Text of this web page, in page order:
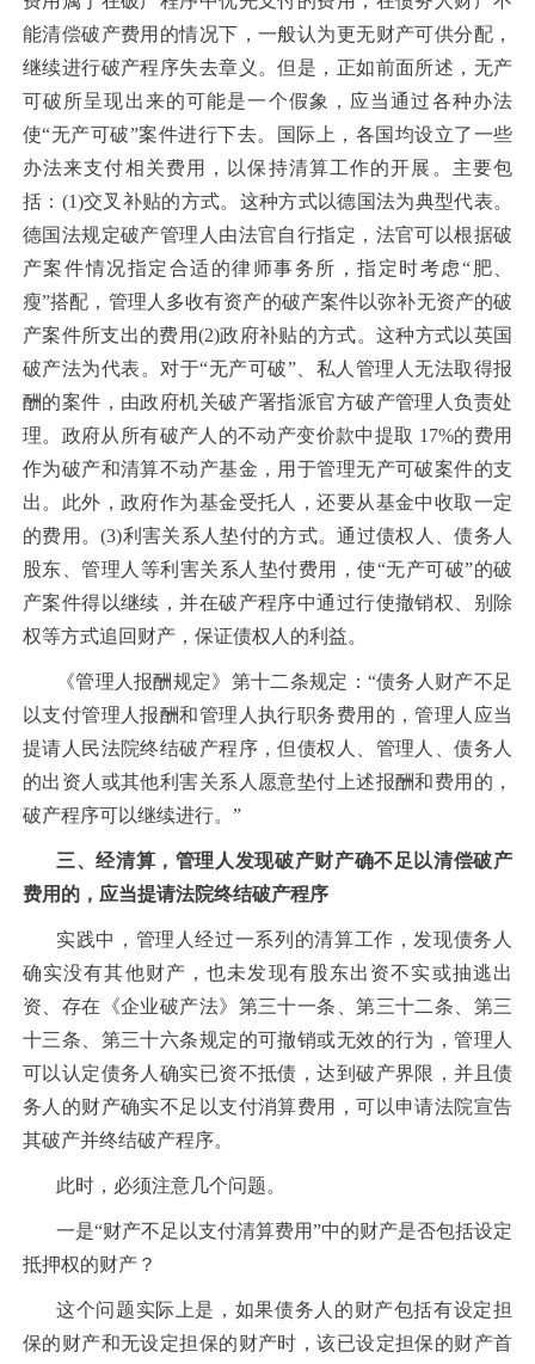
能清偿破产费用的情况下，一般认为更无财产可供分配，
继续进行破产程序失去章义。但是，正如前面所述，无产
可破所呈现出来的可能是一个假象，应当通过各种办法
使“无产可破”案件进行下去。国际上，各国均设立了一些
办法来支付相关费用，以保持清算工作的开展。主要包
括：(1)交叉补贴的方式。这种方式以德国法为典型代表。
德国法规定破产管理人由法官自行指定，法官可以根据破
产案件情况指定合适的律师事务所，指定时考虑“肥、
瘦”搭配，管理人多收有资产的破产案件以弥补无资产的破
产案件所支出的费用(2)政府补贴的方式。这种方式以英国
破产法为代表。对于“无产可破”、私人管理人无法取得报
酬的案件，由政府机关破产署指派官方破产管理人负责处
理。政府从所有破产人的不动产变价款中提取 17%的费用
作为破产和清算不动产基金，用于管理无产可破案件的支
出。此外，政府作为基金受托人，还要从基金中收取一定
的费用。(3)利害关系人垫付的方式。通过债权人、债务人
股东、管理人等利害关系人垫付费用，使“无产可破”的破
产案件得以继续，并在破产程序中通过行使撤销权、别除
权等方式追回财产，保证债权人的利益。
《管理人报酬规定》第十二条规定：“债务人财产不足
以支付管理人报酬和管理人执行职务费用的，管理人应当
提请人民法院终结破产程序，但债权人、管理人、债务人
的出资人或其他利害关系人愿意垫付上述报酬和费用的，
破产程序可以继续进行。”
三、经清算，管理人发现破产财产确不足以清偿破产
费用的，应当提请法院终结破产程序
实践中，管理人经过一系列的清算工作，发现债务人
确实没有其他财产，也未发现有股东出资不实或抽逃出
资、存在《企业破产法》第三十一条、第三十二条、第三
十三条、第三十六条规定的可撤销或无效的行为，管理人
可以认定债务人确实已资不抵债，达到破产界限，并且债
务人的财产确实不足以支付消算费用，可以申请法院宣告
其破产并终结破产程序。
此时，必须注意几个问题。
一是“财产不足以支付清算费用”中的财产是否包括设定
抵押权的财产？
这个问题实际上是，如果债务人的财产包括有设定担
保的财产和无设定担保的财产时，该已设定担保的财产首